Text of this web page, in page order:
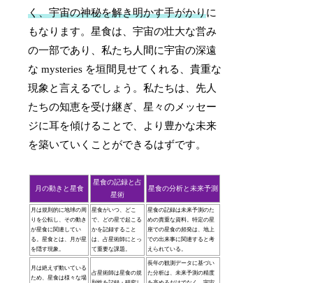
く、宇宙の神秘を解き明かす手がかりに
もなります。星食は、宇宙の壮大な営み
の一部であり、私たち人間に宇宙の深遠
な mysteries を垣間見せてくれる、貴重な
現象と言えるでしょう。私たちは、先人
たちの知恵を受け継ぎ、星々のメッセー
ジに耳を傾けることで、より豊かな未来
を築いていくことができるはずです。
月の動きと星食
星食の記録と占
星術
星食の分析と未来予測
月は規則的に地球の周
りを公転し、その動き
が星食に関連してい
る。星食とは、月が星
を隠す現象。
星食がいつ、どこ
で、どの星で起こる
かを記録すること
は、占星術師にとっ
て重要な課題。
星食の記録は未来予測のた
めの貴重な資料。特定の星
座での星食の頻発は、地上
での出来事に関連すると考
えられている。
月は絶えず動いている
ため、星食は様々な場
占星術師は星食の規
長年の観測データに基づい
た分析は、未来予測の精度